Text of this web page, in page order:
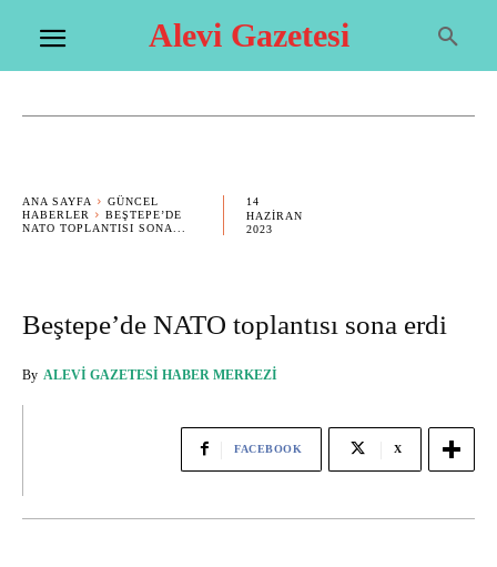
Alevi Gazetesi
ANA SAYFA
GÜNCEL
HABERLER
BEŞTEPE’DE
NATO TOPLANTISI SONA...
14
HAZIRAN
2023
Beştepe’de NATO toplantısı sona erdi
By ALEVI GAZETESI HABER MERKEZI
FACEBOOK X